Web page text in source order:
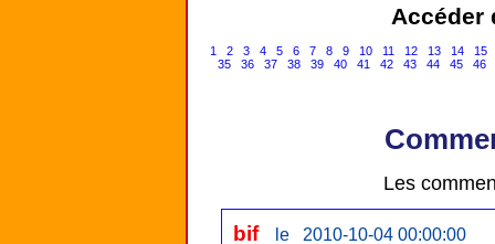
Accéder
1 2 3 4 5 6 7 8 9 10 11 12 13 14
15
35
36 37 38 39 40 41 42 43 44 45 46
Les
bif le 2010-10-04 00:00:00